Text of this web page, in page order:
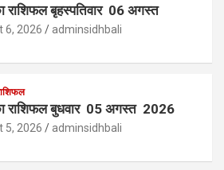
बृहस्पतिवार 06 अगस्त
6, 2026 adminsidhbali
राशिफल बुधवार 05 अगस्त 2026
5, 2026 adminsidhbali